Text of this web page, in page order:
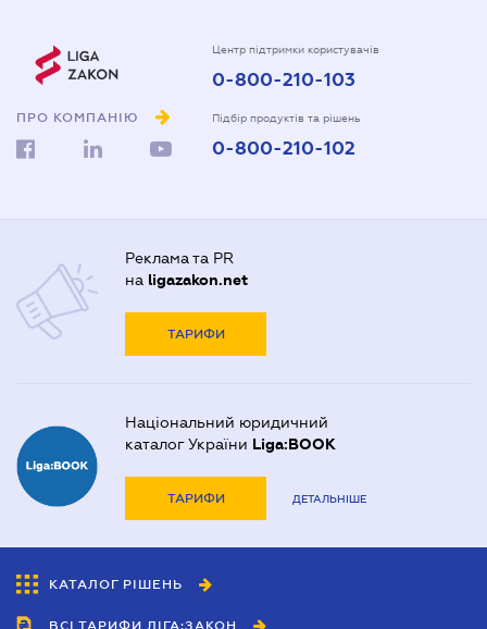
ПРО КОМПАНІЮ
Центр підтримки користувачів
0-800-210-103
Підбір продуктів та рішень
0-800-210-102
Реклама та PR
на ligazakon.net
ТАРИФИ
Національний юридичний
каталог України Liga:BOOK
ТАРИФИ ДЕТАЛЬНІШЕ
КАТАЛОГ РІШЕНЬ
ВСІ ТАРИФИ ЛІГА:ЗАКОН